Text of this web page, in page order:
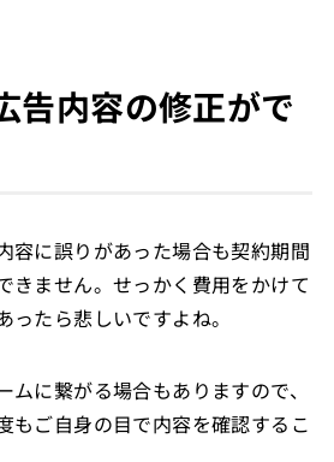
告内容の修正がで
容に誤りがあった場合も契約期間
きません。せっかく費用をかけて
たら悲しいですよね。
に繋がる場合もありますので、
もご自身の目で内容を確認するこ